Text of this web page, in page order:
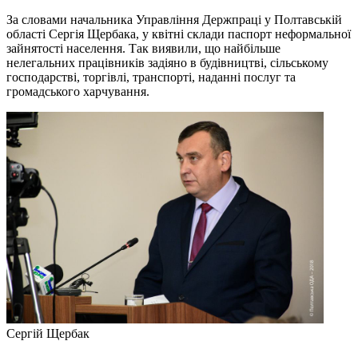
За словами начальника Управління Держпраці у Полтавській
області Сергія Щербака, у квітні склади паспорт неформальної
зайнятості населення. Так виявили, що найбільше
нелегальних працівників задіяно в будівництві, сільському
господарстві, торгівлі, транспорті, наданні послуг та
громадського харчування.
Сергій Щербак